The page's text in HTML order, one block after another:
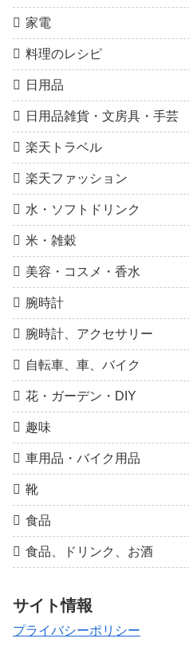
家電
料理のレシピ
日用品
日用品雑貨・文房具・手芸
楽天トラベル
楽天ファッション
水・ソフトドリンク
米・雑穀
美容・コスメ・香水
腕時計
腕時計、アクセサリー
自転車、車、バイク
花・ガーデン・DIY
趣味
車用品・バイク用品
靴
食品
食品、ドリンク、お酒
サイト情報
プライバシーポリシー